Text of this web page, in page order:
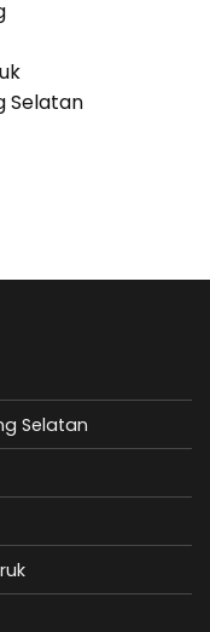
Selatan
Selatan